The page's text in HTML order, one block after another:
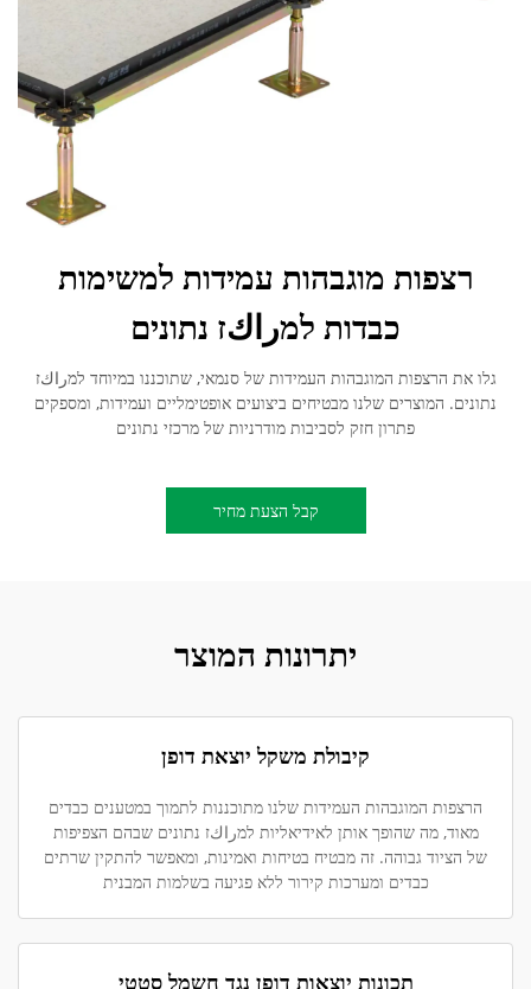
רצפות מוגבהות עמידות למשימות
כבדות למراكז נתונים
גלו את הרצפות המוגבהות העמידות של סנמאי, שתוכננו במיוחד למراكז
נתונים. המוצרים שלנו מבטיחים ביצועים אופטימליים ועמידות, ומספקים
פתרון חזק לסביבות מודרניות של מרכזי נתונים
קבל הצעת מחיר
יתרונות המוצר
קיבולת משקל יוצאת דופן
הרצפות המוגבהות העמידות שלנו מתוכננות לתמוך במטענים כבדים
מאוד, מה שהופך אותן לאידיאליות למراكז נתונים שבהם הצפיפות
של הציוד גבוהה. זה מבטיח בטיחות ואמינות, ומאפשר להתקין שרתים
כבדים ומערכות קירור ללא פגיעה בשלמות המבנית
תכונות יוצאות דופן נגד חשמל סטטי